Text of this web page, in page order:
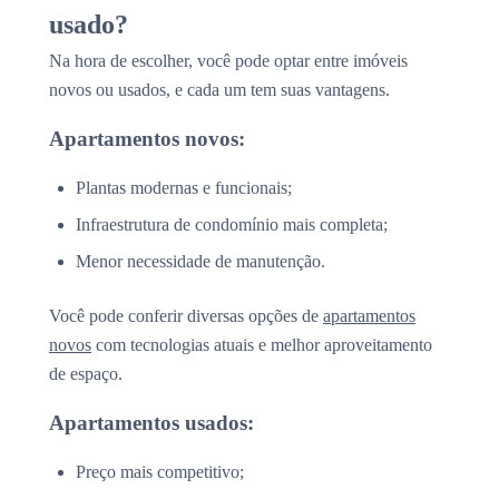
usado?
Na hora de escolher, você pode optar entre imóveis
novos ou usados, e cada um tem suas vantagens.
Apartamentos novos:
Plantas modernas e funcionais;
Infraestrutura de condomínio mais completa;
Menor necessidade de manutenção.
Você pode conferir diversas opções de apartamentos
novos com tecnologias atuais e melhor aproveitamento
de espaço.
Apartamentos usados:
Preço mais competitivo;